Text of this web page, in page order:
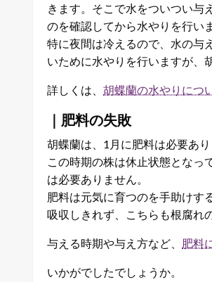
きます。そこで水をついつい与
のを確認してから水やりを行い
特に夜間は冷えるので、水の与
いために水やりを行いますが、
詳しくは、 胡蝶蘭の水やりにつ
｜肥料の失敗
胡蝶蘭は、1月に肥料は必要あり
この時期の株は休止状態となっ
は必要ありません。
肥料は元気に育つのを手助けす
吸収しきれず、こちらも根腐れ
与える時期や与え方など、 肥料
いかがでしたでしょうか。